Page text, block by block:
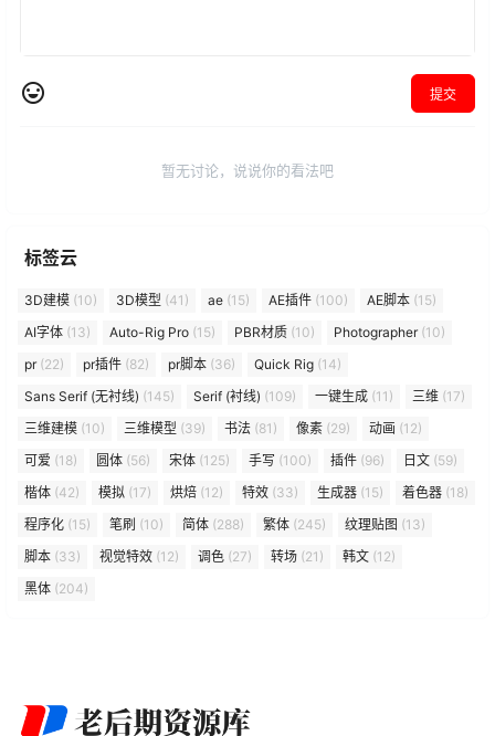
提交
暂无讨论，说说你的看法吧
标签云
3D建模 (10) 3D模型 (41) ae (15) AE插件 (100) AE脚本 (15)
AI字体 (13) Auto-Rig Pro (15) PBR材质 (10) Photographer(10)
pr(22) pr插件 (82) pr脚本 (36) Quick Rig (14)
Sans Serif (无衬线) (145) Serif (衬线) (109) 一键生成 (11) 三维 (17)
三维建模 (10) 三维模型 (39) 书法 (81) 像素 (29) 动画 (12)
可爱 (18) 圆体 (56) 宋体 (125) 手写 (100) 插件 (96) 日文 (59)
楷体 (42) 模拟 (17) 烘焙 (12) 特效 (33) 生成器 (15) 着色器 (18)
程序化 (15) 笔刷 (10) 简体 (288) 繁体 (245) 纹理贴图 (13)
脚本 (33) 视觉特效 (12) 调色 (27) 转场 (21) 韩文 (12)
黑体 (204)